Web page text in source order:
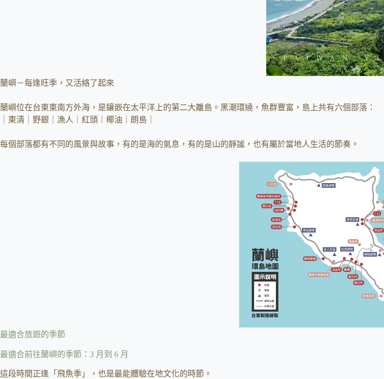
蘭嶼－每逢旺季，又活絡了起來
蘭嶼位在台東東南方外海，是鑲嵌在太平洋上的第二大離島。黑潮環繞，魚群豐富，島上共有六個部落：
｜東清｜野銀｜漁人｜紅頭｜椰油｜朗島｜
每個部落都有不同的風景與故事，有的是海的氣息，有的是山的靜謐，也有屬於當地人生活的節奏。
最適合旅遊的季節
最適合前往蘭嶼的季節：3 月到 6 月
這段時間正逢「飛魚季」，也是最能體驗在地文化的時節。